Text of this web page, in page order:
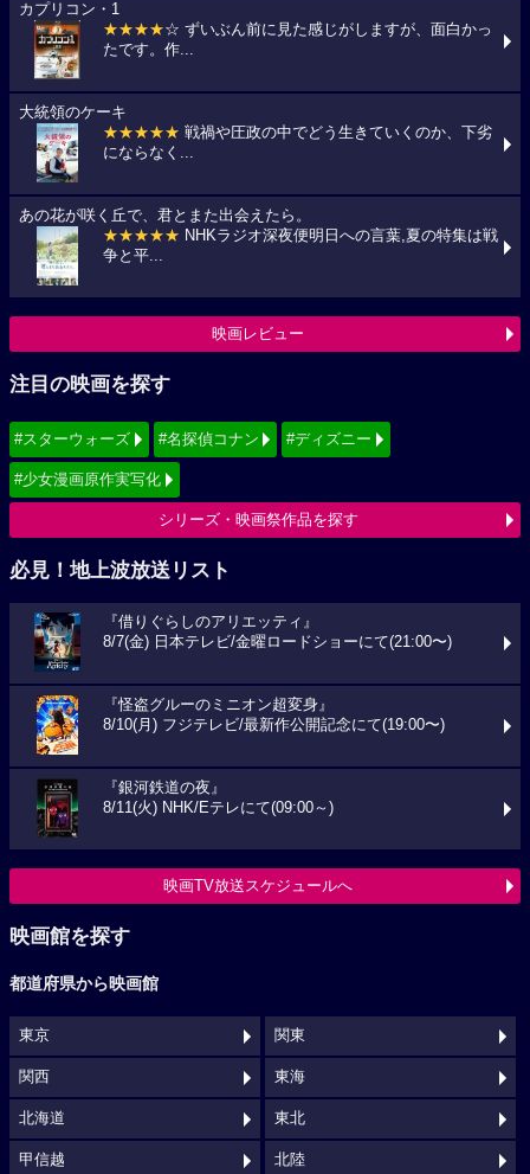
カプリコン・1
★★★★☆ ずいぶん前に見た感じがしますが、面白かっ
たです。作...
大統領のケーキ
★★★★★ 戦禍や圧政の中でどう生きていくのか、下劣
にならなく...
あの花が咲く丘で、君とまた出会えたら。
★★★★★ NHKラジオ深夜便明日への言葉,夏の特集は戦
争と平...
映画レビュー
注目の映画を探す
#スターウォーズ #名探偵コナン #ディズニー
#少女漫画原作実写化
シリーズ・映画祭作品を探す
必見！地上波放送リスト
『借りぐらしのアリエッティ』
8/7(金) 日本テレビ/金曜ロードショーにて(21:00〜)
『怪盗グルーのミニオン超変身』
8/10(月) フジテレビ/最新作公開記念にて(19:00〜)
『銀河鉄道の夜』
8/11(火) NHK/Eテレにて(09:00～)
映画TV放送スケジュールへ
映画館を探す
都道府県から映画館
東京 関東
関西 東海
北海道 東北
甲信越 北陸